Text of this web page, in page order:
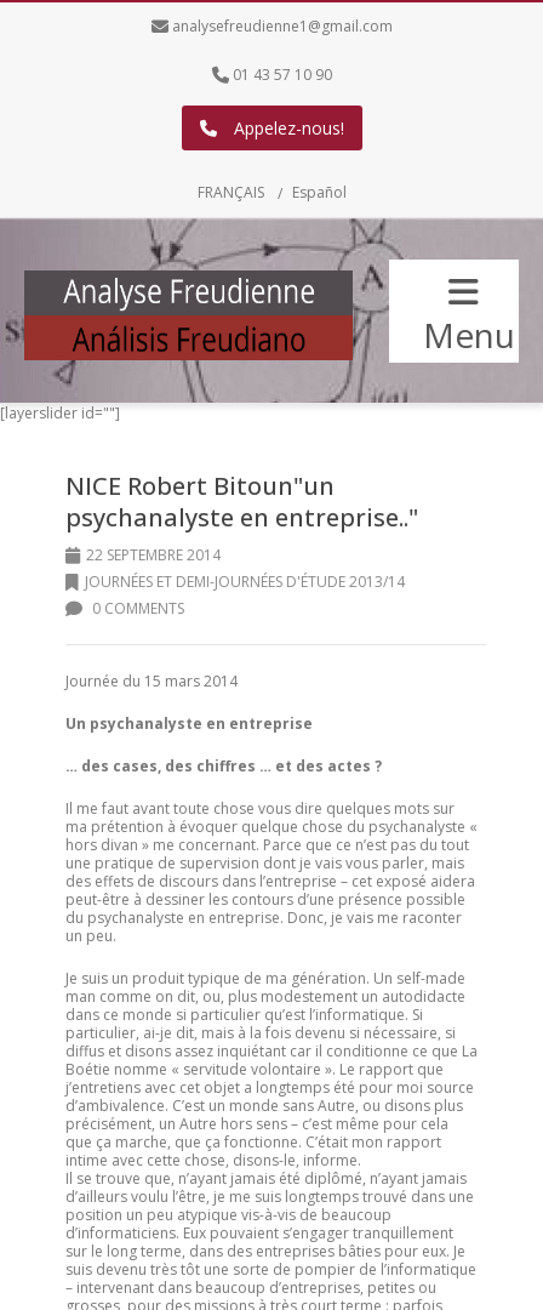
analysefreudienne1@gmail.com
01 43 57 10 90
Appelez-nous!
FRANÇAIS Español
Menu
[layerslider id=""]
NICE Robert Bitoun"un
psychanalyste en entreprise.."
22 SEPTEMBRE 2014
JOURNÉES ET DEMI-JOURNÉES D'ÉTUDE 2013/14
0 COMMENTS
Journée du 15 mars 2014
Un psychanalyste en entreprise
… des cases, des chiffres … et des actes ?
Il me faut avant toute chose vous dire quelques mots sur
ma prétention à évoquer quelque chose du psychanalyste «
hors divan » me concernant. Parce que ce n’est pas du tout
une pratique de supervision dont je vais vous parler, mais
des effets de discours dans l’entreprise – cet exposé aidera
peut-être à dessiner les contours d’une présence possible
du psychanalyste en entreprise. Donc, je vais me raconter
un peu.
Je suis un produit typique de ma génération. Un self-made
man comme on dit, ou, plus modestement un autodidacte
dans ce monde si particulier qu’est l’informatique. Si
particulier, ai-je dit, mais à la fois devenu si nécessaire, si
diffus et disons assez inquiétant car il conditionne ce que La
Boétie nomme « servitude volontaire ». Le rapport que
j’entretiens avec cet objet a longtemps été pour moi source
d’ambivalence. C’est un monde sans Autre, ou disons plus
précisément, un Autre hors sens – c’est même pour cela
que ça marche, que ça fonctionne. C’était mon rapport
intime avec cette chose, disons-le, informe.
Il se trouve que, n’ayant jamais été diplômé, n’ayant jamais
d’ailleurs voulu l’être, je me suis longtemps trouvé dans une
position un peu atypique vis-à-vis de beaucoup
d’informaticiens. Eux pouvaient s’engager tranquillement
sur le long terme, dans des entreprises bâties pour eux. Je
suis devenu très tôt une sorte de pompier de l’informatique
– intervenant dans beaucoup d’entreprises, petites ou
grosses, pour des missions à très court terme : parfois